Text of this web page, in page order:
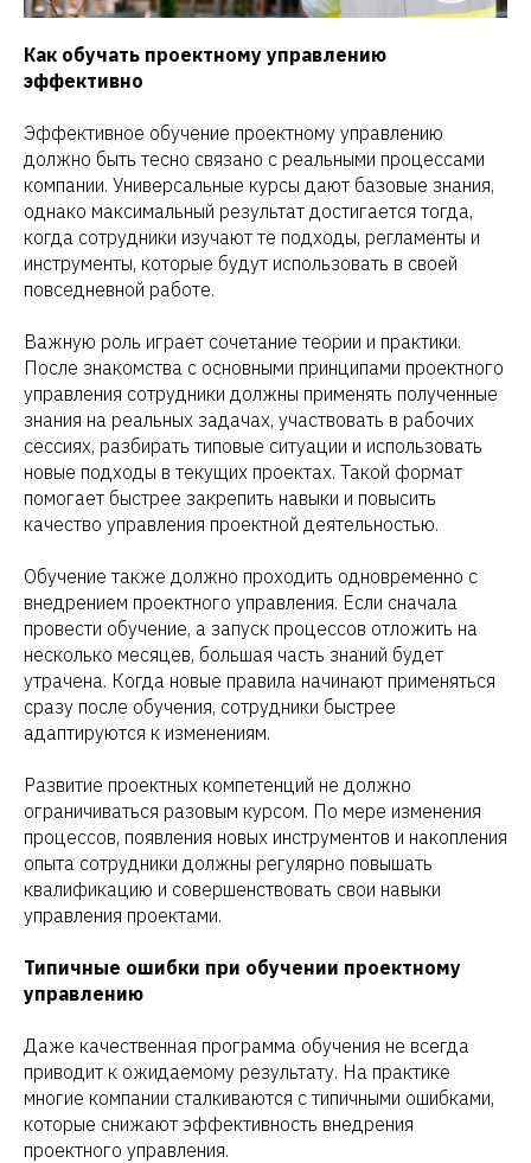
Как обучать проектному управлению
эффективно
Эффективное обучение проектному управлению
должно быть тесно связано с реальными процессами
компании. Универсальные курсы дают базовые знания,
однако максимальный результат достигается тогда,
когда сотрудники изучают те подходы, регламенты и
инструменты, которые будут использовать в своей
повседневной работе.
Важную роль играет сочетание теории и практики.
После знакомства с основными принципами проектного
управления сотрудники должны применять полученные
знания на реальных задачах, участвовать в рабочих
сессиях, разбирать типовые ситуации и использовать
новые подходы в текущих проектах. Такой формат
помогает быстрее закрепить навыки и повысить
качество управления проектной деятельностью.
Обучение также должно проходить одновременно с
внедрением проектного управления. Если сначала
провести обучение, а запуск процессов отложить на
несколько месяцев, большая часть знаний будет
утрачена. Когда новые правила начинают применяться
сразу после обучения, сотрудники быстрее
адаптируются к изменениям.
Развитие проектных компетенций не должно
ограничиваться разовым курсом. По мере изменения
процессов, появления новых инструментов и накопления
опыта сотрудники должны регулярно повышать
квалификацию и совершенствовать свои навыки
управления проектами.
Типичные ошибки при обучении проектному
управлению
Даже качественная программа обучения не всегда
приводит к ожидаемому результату. На практике
многие компании сталкиваются с типичными ошибками,
которые снижают эффективность внедрения
проектного управления.